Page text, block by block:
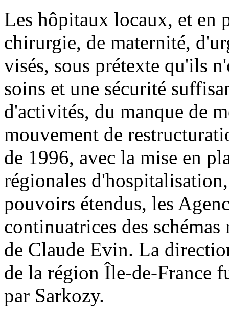
Les hôpitaux locaux, et en
chirurgie, de maternité,
visés, sous prétexte qu'ils
soins et une sécurité
d'activités, du manque de
mouvement de
de 1996, avec la mise en
régionales
pouvoirs étendus, les
continuatrices des
de Claude Evin. La
de la région Île-de-France
par Sarkozy.